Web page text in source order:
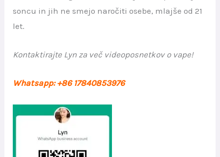
soncu in jih ne smejo naročiti osebe, mlajše od 21
let.
Kontaktirajte Lyn za več videoposnetkov o vape!
Whatsapp: +86 17840853976